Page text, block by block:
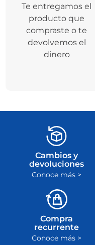
Te entregamos el
producto que
compraste o te
devolvemos el
dinero
Cambios y
devoluciones
Conoce más >
Compra
recurrente
Conoce más >